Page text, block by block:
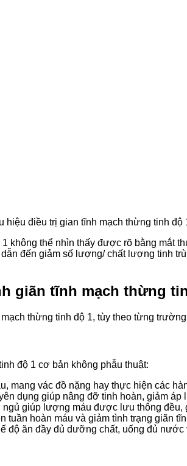
hiệu điều trị gian tĩnh mạch thừng tinh độ
không thể nhìn thấy được rõ bằng mắt
đến giảm số lượng/ chất lượng tinh
giãn tĩnh mạch thừng
thừng tinh độ 1, tùy theo từng
độ 1 cơ bản không phẫu thuật:
mang vác đồ nặng hay thực hiện các
dụng giúp nâng đỡ tinh hoàn, giảm áp
ngủ giúp lượng máu được lưu thông đều,
tuần hoàn máu và giảm tình trạng giãn
độ ăn đầy đủ dưỡng chất, uống đủ